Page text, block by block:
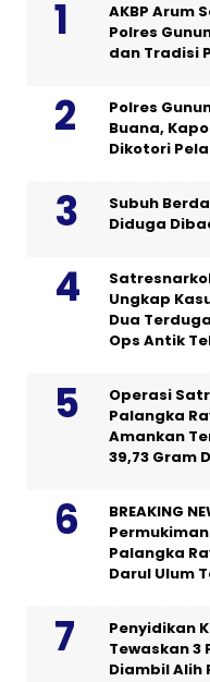
AKBP Arum
Polres
dan Tradisi
Polres
Buana,
Dikotori
Subuh
Diduga
Ungkap
Dua
Ops Antik
Operasi
Palangka
Amankan
39,73 Gram
BREAKING
Palangka
Darul Ulum
Penyidikan
Tewaskan 3
Diambil Alih